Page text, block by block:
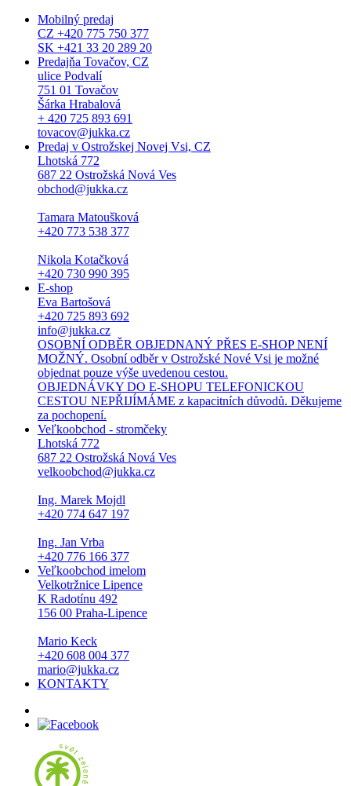
Mobilný predaj
CZ +420 775 750 377
SK +421 33 20 289 20
Predajňa Tovačov, CZ
ulice Podvalí
751 01 Tovačov
Šárka Hrabalová
+ 420 725 893 691
tovacov@jukka.cz
Predaj v Ostrožskej Novej Vsi, CZ
Lhotská 772
687 22 Ostrožská Nová Ves
obchod@jukka.cz
Tamara Matoušková
+420 773 538 377
Nikola Kotačková
+420 730 990 395
E-shop
Eva Bartošová
+420 725 893 692
info@jukka.cz
OSOBNÍ ODBĚR OBJEDNANÝ PŘES E-SHOP NENÍ
MOŽNÝ. Osobní odběr v Ostrožské Nové Vsi je možné
objednat pouze výše uvedenou cestou.
OBJEDNÁVKY DO E-SHOPU TELEFONICKOU
CESTOU NEPŘIJÍMÁME z kapacitních důvodů. Děkujeme
za pochopení.
Veľkoobchod - stromčeky
Lhotská 772
687 22 Ostrožská Nová Ves
velkoobchod@jukka.cz
Ing. Marek Mojdl
+420 774 647 197
Ing. Jan Vrba
+420 776 166 377
Veľkoobchod imelom
Velkotržnice Lipence
K Radotínu 492
156 00 Praha-Lipence
Mario Keck
+420 608 004 377
mario@jukka.cz
KONTAKTY